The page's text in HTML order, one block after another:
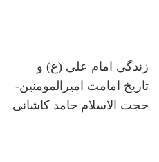
زندگی امام علی (ع) و
تاریخ امامت امیرالمومنین-
حجت الاسلام حامد کاشانی